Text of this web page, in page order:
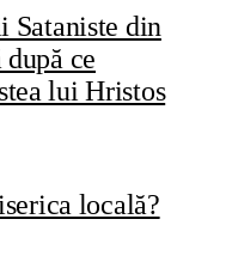
Sataniste din
ce
lui Hristos
locală?